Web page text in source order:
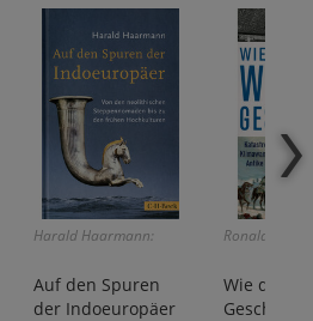
Harald Haarmann:
Auf den Spuren
der Indoeuropäer
Ronald D.
Wie das